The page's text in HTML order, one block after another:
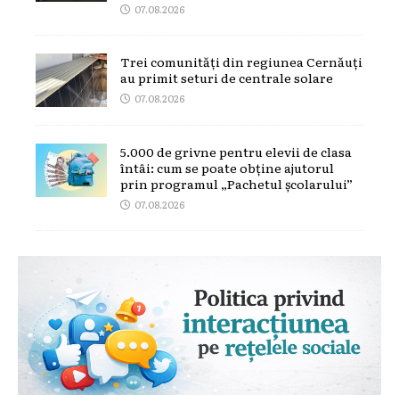
07.08.2026
Trei comunități din regiunea Cernăuți
au primit seturi de centrale solare
07.08.2026
5.000 de grivne pentru elevii de clasa
întâi: cum se poate obține ajutorul
prin programul „Pachetul școlarului”
07.08.2026